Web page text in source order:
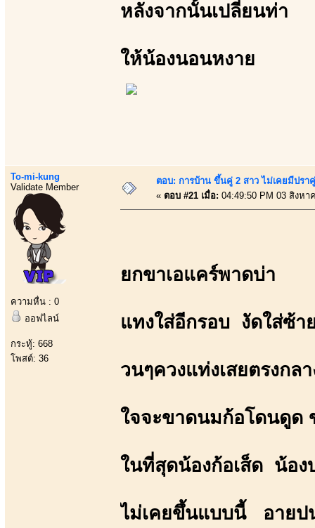
หลังจากนั้นเปลี่ยนท่า
ให้น้องนอนหงาย
To-mi-kung
Validate Member
ความหื่น : 0
ออฟไลน์
กระทู้: 668
โพสต์: 36
ตอบ: การบ้าน ขึ้นคู่ 2 สาว ไม่เคยมีปร
« ตอบ #21 เมื่อ: 04:49:50 PM 03 สิงหา
ยกขาเอแคร์พาดบ่า
แทงใส่อีกรอบ งัดใส่ซ้า
วนๆควงแท่งเสยตรงกล
ใจจะขาดนมก้อโดนดูด
ในที่สุดน้องก้อเส็ด น้อง
ไม่เคยขึ้นแบบนี้ อายป